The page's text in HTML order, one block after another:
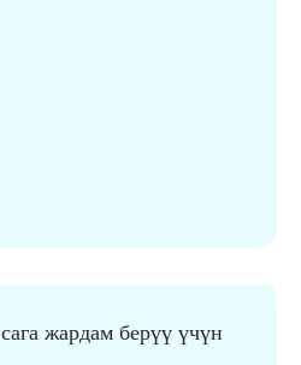
сага жардам берүү үчүн